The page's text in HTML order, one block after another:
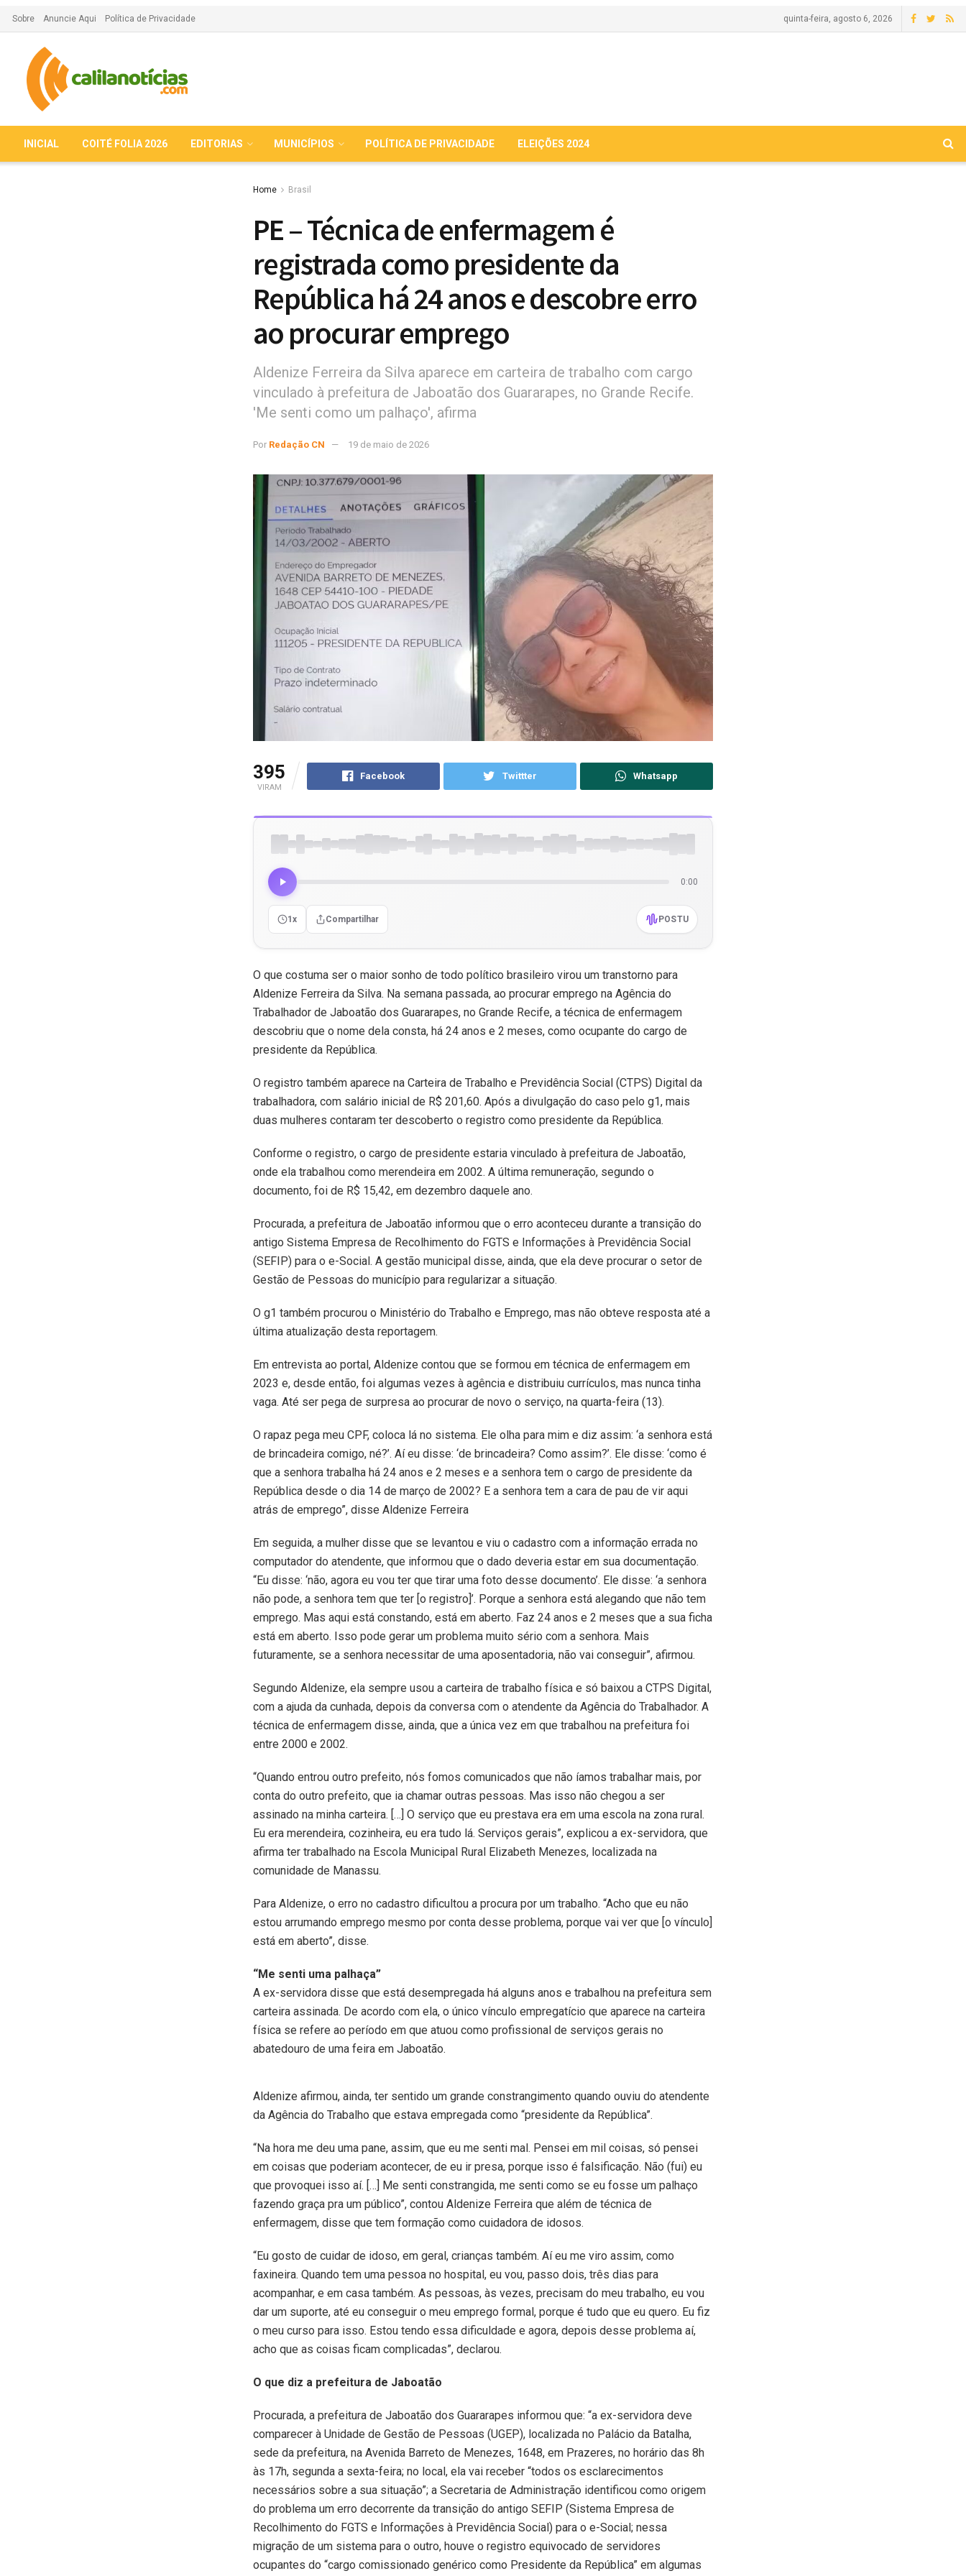
Sobre Anuncie Aqui Política de Privacidade quinta-feira, agosto 6, 2026
INICIAL COITÉ FOLIA 2026 EDITORIAS MUNICÍPIOS POLÍTICA DE PRIVACIDADE ELEIÇÕES 2024
Home Brasil
PE – Técnica de enfermagem é
registrada como presidente da
República há 24 anos e descobre erro
ao procurar emprego
Aldenize Ferreira da Silva aparece em carteira de trabalho com cargo
vinculado à prefeitura de Jaboatão dos Guararapes, no Grande Recife.
'Me senti como um palhaço', afirma
Por Redação CN 19 de maio de 2026
395
VIRAM
Facebook Twittter Whatsapp
0:00
1x Compartilhar POSTU
O que costuma ser o maior sonho de todo político brasileiro virou um transtorno para
Aldenize Ferreira da Silva. Na semana passada, ao procurar emprego na Agência do
Trabalhador de Jaboatão dos Guararapes, no Grande Recife, a técnica de enfermagem
descobriu que o nome dela consta, há 24 anos e 2 meses, como ocupante do cargo de
presidente da República.
O registro também aparece na Carteira de Trabalho e Previdência Social (CTPS) Digital da
trabalhadora, com salário inicial de R$ 201,60. Após a divulgação do caso pelo g1, mais
duas mulheres contaram ter descoberto o registro como presidente da República.
Conforme o registro, o cargo de presidente estaria vinculado à prefeitura de Jaboatão,
onde ela trabalhou como merendeira em 2002. A última remuneração, segundo o
documento, foi de R$ 15,42, em dezembro daquele ano.
Procurada, a prefeitura de Jaboatão informou que o erro aconteceu durante a transição do
antigo Sistema Empresa de Recolhimento do FGTS e Informações à Previdência Social
(SEFIP) para o e-Social. A gestão municipal disse, ainda, que ela deve procurar o setor de
Gestão de Pessoas do município para regularizar a situação.
O g1 também procurou o Ministério do Trabalho e Emprego, mas não obteve resposta até a
última atualização desta reportagem.
Em entrevista ao portal, Aldenize contou que se formou em técnica de enfermagem em
2023 e, desde então, foi algumas vezes à agência e distribuiu currículos, mas nunca tinha
vaga. Até ser pega de surpresa ao procurar de novo o serviço, na quarta-feira (13).
O rapaz pega meu CPF, coloca lá no sistema. Ele olha para mim e diz assim: ‘a senhora está
de brincadeira comigo, né?’. Aí eu disse: ‘de brincadeira? Como assim?’. Ele disse: ‘como é
que a senhora trabalha há 24 anos e 2 meses e a senhora tem o cargo de presidente da
República desde o dia 14 de março de 2002? E a senhora tem a cara de pau de vir aqui
atrás de emprego”, disse Aldenize Ferreira
Em seguida, a mulher disse que se levantou e viu o cadastro com a informação errada no
computador do atendente, que informou que o dado deveria estar em sua documentação.
“Eu disse: ‘não, agora eu vou ter que tirar uma foto desse documento’. Ele disse: ‘a senhora
não pode, a senhora tem que ter [o registro]’. Porque a senhora está alegando que não tem
emprego. Mas aqui está constando, está em aberto. Faz 24 anos e 2 meses que a sua ficha
está em aberto. Isso pode gerar um problema muito sério com a senhora. Mais
futuramente, se a senhora necessitar de uma aposentadoria, não vai conseguir”, afirmou.
Segundo Aldenize, ela sempre usou a carteira de trabalho física e só baixou a CTPS Digital,
com a ajuda da cunhada, depois da conversa com o atendente da Agência do Trabalhador. A
técnica de enfermagem disse, ainda, que a única vez em que trabalhou na prefeitura foi
entre 2000 e 2002.
“Quando entrou outro prefeito, nós fomos comunicados que não íamos trabalhar mais, por
conta do outro prefeito, que ia chamar outras pessoas. Mas isso não chegou a ser
assinado na minha carteira. […] O serviço que eu prestava era em uma escola na zona rural.
Eu era merendeira, cozinheira, eu era tudo lá. Serviços gerais”, explicou a ex-servidora, que
afirma ter trabalhado na Escola Municipal Rural Elizabeth Menezes, localizada na
comunidade de Manassu.
Para Aldenize, o erro no cadastro dificultou a procura por um trabalho. “Acho que eu não
estou arrumando emprego mesmo por conta desse problema, porque vai ver que [o vínculo]
está em aberto”, disse.
“Me senti uma palhaça”
A ex-servidora disse que está desempregada há alguns anos e trabalhou na prefeitura sem
carteira assinada. De acordo com ela, o único vínculo empregatício que aparece na carteira
física se refere ao período em que atuou como profissional de serviços gerais no
abatedouro de uma feira em Jaboatão.
Aldenize afirmou, ainda, ter sentido um grande constrangimento quando ouviu do atendente
da Agência do Trabalho que estava empregada como “presidente da República”.
“Na hora me deu uma pane, assim, que eu me senti mal. Pensei em mil coisas, só pensei
em coisas que poderiam acontecer, de eu ir presa, porque isso é falsificação. Não (fui) eu
que provoquei isso aí. […] Me senti constrangida, me senti como se eu fosse um palhaço
fazendo graça pra um público”, contou Aldenize Ferreira que além de técnica de
enfermagem, disse que tem formação como cuidadora de idosos.
“Eu gosto de cuidar de idoso, em geral, crianças também. Aí eu me viro assim, como
faxineira. Quando tem uma pessoa no hospital, eu vou, passo dois, três dias para
acompanhar, e em casa também. As pessoas, às vezes, precisam do meu trabalho, eu vou
dar um suporte, até eu conseguir o meu emprego formal, porque é tudo que eu quero. Eu fiz
o meu curso para isso. Estou tendo essa dificuldade e agora, depois desse problema aí,
acho que as coisas ficam complicadas”, declarou.
O que diz a prefeitura de Jaboatão
Procurada, a prefeitura de Jaboatão dos Guararapes informou que: “a ex-servidora deve
comparecer à Unidade de Gestão de Pessoas (UGEP), localizada no Palácio da Batalha,
sede da prefeitura, na Avenida Barreto de Menezes, 1648, em Prazeres, no horário das 8h
às 17h, segunda a sexta-feira; no local, ela vai receber “todos os esclarecimentos
necessários sobre a sua situação”; a Secretaria de Administração identificou como origem
do problema um erro decorrente da transição do antigo SEFIP (Sistema Empresa de
Recolhimento do FGTS e Informações à Previdência Social) para o e-Social; nessa
migração de um sistema para o outro, houve o registro equivocado de servidores
ocupantes do “cargo comissionado genérico como Presidente da República” em algumas